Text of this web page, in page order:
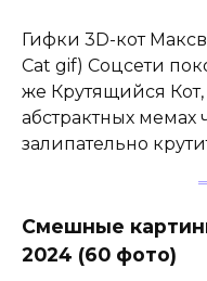
Гифки 3D-кот
Cat gif) Соцсети
же Крутящийся
абстрактных мемах
залипательно
Смешные
2024 (60 фото)